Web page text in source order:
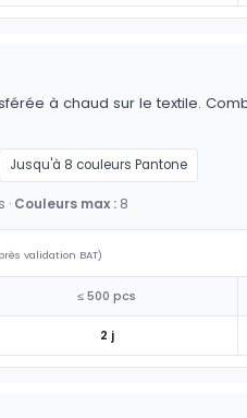
à chaud sur le textile.
Jusqu'à 8 couleurs Pantone
· Couleurs max : 8
validation BAT)
≤ 500 pcs
2 j